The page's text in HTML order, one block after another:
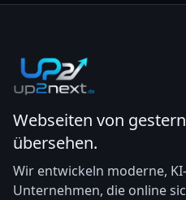
Webseiten von
übersehen.
Wir entwickeln moderne,
Unternehmen, die online